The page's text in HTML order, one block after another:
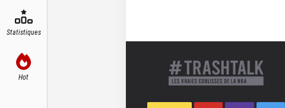
Statistiques
Hot